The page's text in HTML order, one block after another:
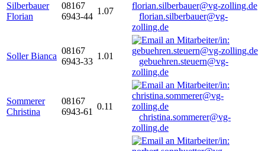
Silberbauer
Florian
08167
6943-44
1.07
florian.silberbauer@vg-
zolling.de
Soller Bianca
08167
6943-33
1.01
gebuehren.steuern@vg-
zolling.de
Sommerer
Christina
08167
6943-61
0.11
christina.sommerer@vg-
zolling.de